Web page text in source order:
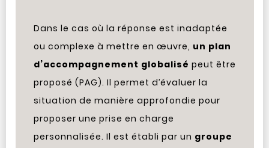
Dans le cas où la réponse est inadaptée
ou complexe à mettre en œuvre, un plan
d’accompagnement globalisé peut être
proposé (PAG). Il permet d’évaluer la
situation de manière approfondie pour
proposer une prise en charge
personnalisée. Il est établi par un groupe